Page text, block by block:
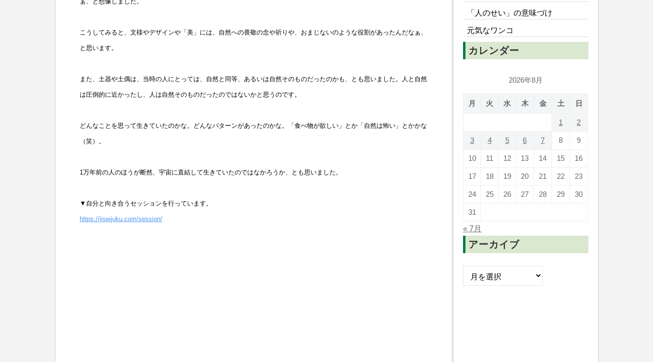
こうしてみると、文様やデザインや「美」には、自然への畏敬の念や祈りや、おまじないのような役割があったんだなぁ、
と思います。
また、土器や土偶は、当時の人にとっては、自然と同等、あるいは自然そのものだったのかも、とも思いました。人と自然
は圧倒的に近かったし、人は自然そのものだったのではないかと思うのです。
どんなことを思って生きていたのかな。どんなパターンがあったのかな。「食べ物が欲しい」とか「自然は怖い」とかかな
（笑）。
1万年前の人のほうが断然、宇宙に直結して生きていたのではなかろうか、とも思いました。
▼自分と向き合うセッションを行っています。
https://jiseijuku.com/session/
「人のせい」の意味づけ
元気なワンコ
カレンダー
2026年8月
月 火 水 木 金 土 日
1 2
3 4 5 6 7 8 9
10 11 12 13 14 15 16
17 18 19 20 21 22 23
24 25 26 27 28 29 30
31
« 7月
アーカイブ
ー